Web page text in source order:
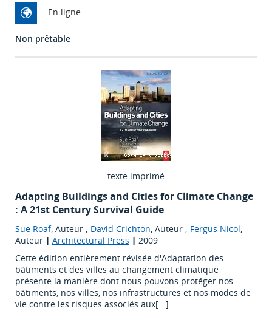
En ligne
Non prêtable
texte imprimé
Adapting Buildings and Cities for Climate Change
: A 21st Century Survival Guide
Sue Roaf, Auteur ; David Crichton, Auteur ; Fergus Nicol,
Auteur | Architectural Press | 2009
Cette édition entièrement révisée d'Adaptation des
bâtiments et des villes au changement climatique
présente la manière dont nous pouvons protéger nos
bâtiments, nos villes, nos infrastructures et nos modes de
vie contre les risques associés aux[...]